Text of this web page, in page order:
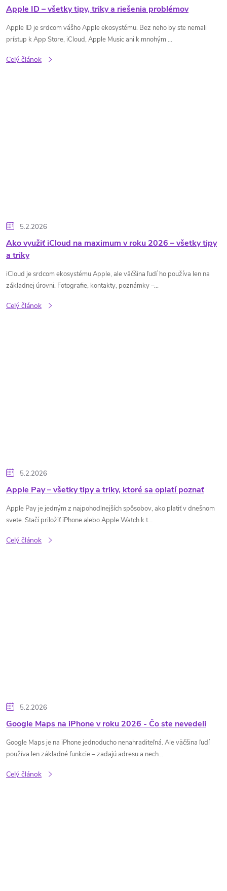
Apple ID – všetky tipy, triky a riešenia problémov
Apple ID je srdcom vášho Apple ekosystému. Bez neho by ste nemali
prístup k App Store, iCloud, Apple Music ani k mnohým ...
Celý článok
5.2.2026
Ako využiť iCloud na maximum v roku 2026 – všetky tipy
a triky
iCloud je srdcom ekosystému Apple, ale väčšina ľudí ho používa len na
základnej úrovni. Fotografie, kontakty, poznámky –...
Celý článok
5.2.2026
Apple Pay – všetky tipy a triky, ktoré sa oplatí poznať
Apple Pay je jedným z najpohodlnejších spôsobov, ako platiť v dnešnom
svete. Stačí priložiť iPhone alebo Apple Watch k t...
Celý článok
5.2.2026
Google Maps na iPhone v roku 2026 - Čo ste nevedeli
Google Maps je na iPhone jednoducho nenahraditeľná. Ale väčšina ľudí
používa len základné funkcie – zadajú adresu a nech...
Celý článok